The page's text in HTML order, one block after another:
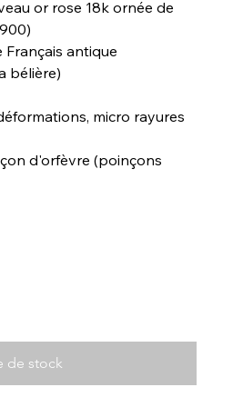
or rose 18k ornée de
antique
bélière)
micro rayures
d'orfèvre (poinçons
de stock